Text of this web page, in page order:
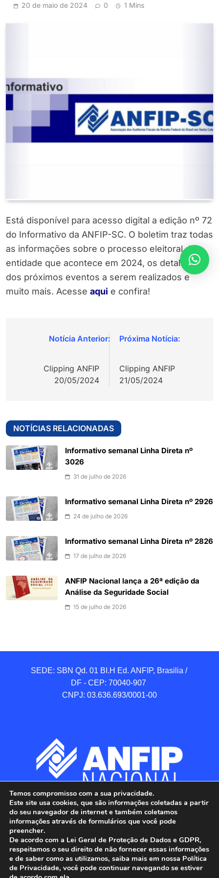
20 de maio de 2024 0 1 Mins
Está disponível para acesso digital a edição nº 72
do Informativo da ANFIP-SC. O boletim traz todas
as informações sobre o processo eleitoral da
entidade que acontece em 2024, os detalhes
dos próximos eventos a serem realizados e
muito mais. Acesse aqui e confira!
Navegação
Clipping ANFIP
20/05/2024
Clipping ANFIP
21/05/2024
NOTÍCIAS RELACIONADAS
Informativo semanal Linha Direta nº
3026
31 de julho de 2026
Informativo semanal Linha Direta nº 2926
24 de julho de 2026
Informativo semanal Linha Direta nº 2826
17 de julho de 2026
ANFIP Nacional lança a 26ª edição da
Análise da Seguridade Social
15 de julho de 2026
SEDE: SBN Qd. 01 BI.H Ed. ANFIP, Brasilia /
DF - CEP: 70040-907
CNPJ: 03.636.693/0001-00
ANFIP - Associação Nacional dos Auditores
Temos compromisso com a sua privacidade.
Este site usa cookies, que são informações coletadas a partir
do seu navegador de internet e também coletamos
informações através de formulários que você pode
preencher.
De acordo com a Lei Geral de Proteção de Dados e GDPR,
respeitamos o seu direito de não fornecer essas informações
e de saber como as utilizamos, saiba mais em nossa Política
de Privacidade, você pode continuar navegando se estiver